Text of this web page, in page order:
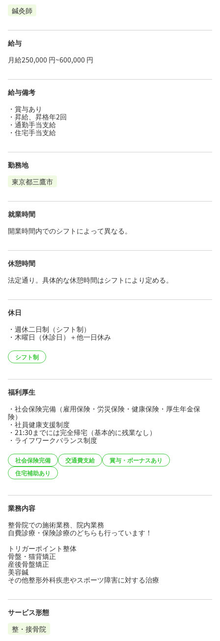
鍼灸師
給与
月給250,000 円~600,000 円
給与備考
・賞与あり
・昇給、昇格年2回
・通勤手当支給
・住宅手当支給
勤務地
東京都三鷹市
就業時間
開業時間内でのシフトによって異なる。
休憩時間
法定通り。具体的な休憩時間はシフトにより定める。
休日
・週休二日制（シフト制）
・木曜日（休診日）＋他一日休み
シフト制
福利厚生
・社会保険完備（雇用保険・労災保険・健康保険・厚生年金保
険）
・社員健康支援制度
・21:30までには完全帰宅（基本的に残業なし）
・ライフワークバランス制度
社会保険完備 交通費支給
賞与・ボーナスあり
住宅補助あり
業務内容
整骨院での施術業務、院内業務
自費診療・保険診療のどちらも行っています！
トリガーポイント整体
骨盤・猫背矯正
産後骨盤矯正
美容鍼
その他整形外科疾患やスポーツ障害に対する治療
サービス形態
整・接骨院